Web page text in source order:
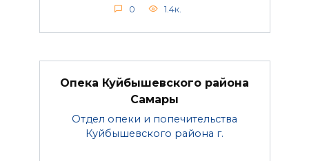
0 1.4к.
Опека Куйбышевского района
Самары
Отдел опеки и попечительства
Куйбышевского района г.